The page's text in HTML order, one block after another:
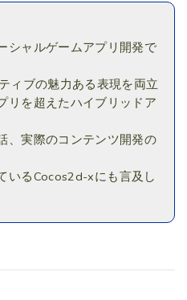
シャルゲームアプリ開発で
ィブの魅力ある表現を両立
リを超えたハイブリッドア
、実際のコンテンツ開発の
いるCocos2d-xにも言及し